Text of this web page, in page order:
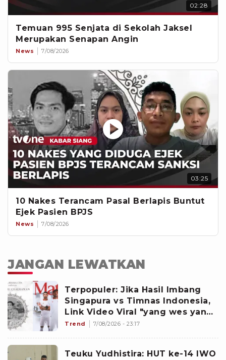
02:28
Temuan 995 Senjata di Sekolah Jaksel
Merupakan Senapan Angin
News 7/08/2026
03:25
10 Nakes Terancam Pasal Berlapis Buntut
Ejek Pasien BPJS
News 7/08/2026
JANGAN LEWATKAN
Terpopuler: Jika Hasil Imbang
Singapura vs Timnas Indonesia,
Link Video Viral "yang wes yang",
hingga Dokter dan Nakes
Trend 7/08/2026 - 23:17
Teuku Yudhistira: HUT ke-14 IWO